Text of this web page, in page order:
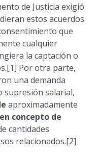
de Justicia exigió
estos acuerdos
que
cualquier
la captación o
Por otra parte,
una demanda
supresión salarial,
aproximadamente
concepto de
cantidades
relacionados.[2]